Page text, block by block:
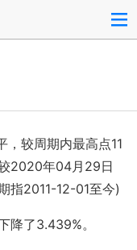
较周期内最高点11
2020年04月29日
指2011-12-01至今)
了3.439%。